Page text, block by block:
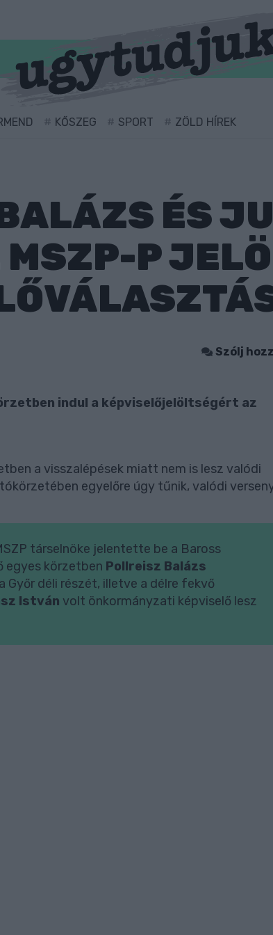
KŐSZEG SPORT ZÖLD HÍREK
ÉS
P
Szólj
indul a képviselőjelöltségért az
a visszalépések miatt nem is lesz valódi
egyelőre úgy tűnik, valódi
társelnöke jelentette be a Baross
egyes körzetben Pollreisz Balázs
déli részét, illetve a délre fekvő
István volt önkormányzati képviselő lesz